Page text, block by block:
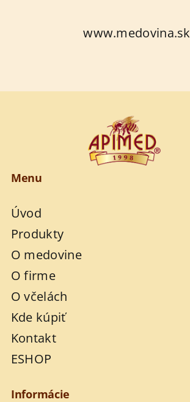
www.medovina.sk
Menu
Úvod
Produkty
O medovine
O firme
O včelách
Kde kúpiť
Kontakt
ESHOP
Informácie